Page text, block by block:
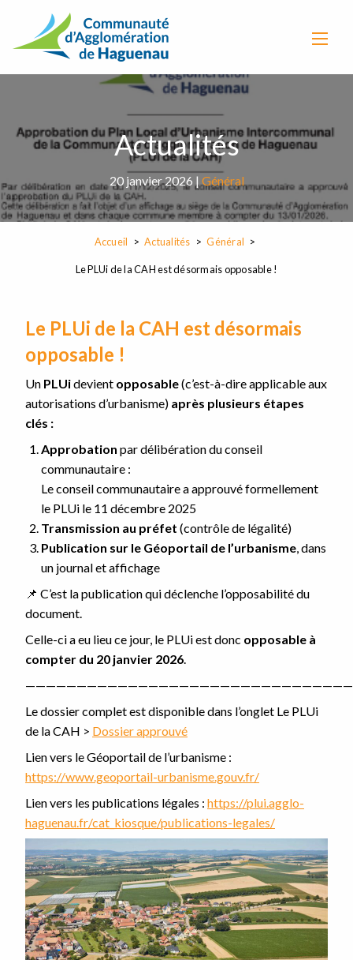
Actualités
20 janvier 2026 | Général
Accueil Actualités Général
Le PLUi de la CAH est désormais opposable !
Le PLUi de la CAH est désormais
opposable !
Un PLUidevient opposable(c’est-à-dire applicable aux
autorisations d’urbanisme) après plusieurs étapes
clés :
Approbation par délibération du conseil
communautaire :
Le conseil communautaire a approuvé formellement
le PLUi le 11 décembre 2025
Transmission au préfet (contrôle de légalité)
Publication sur le Géoportail de l’urbanisme, dans
un journal et affichage
📌 C’est la publication qui déclenche l’opposabilité du
document.
Celle-ci a eu lieu ce jour, le PLUi est donc opposable à
compter du 20 janvier 2026.
Le dossier complet est disponible dans l’onglet Le PLUi
de la CAH > Dossier approuvé
Lien vers le Géoportail de l’urbanisme :
https://www.geoportail-urbanisme.gouv.fr/
Lien vers les publications légales : https://plui.agglo-
haguenau.fr/cat_kiosque/publications-legales/